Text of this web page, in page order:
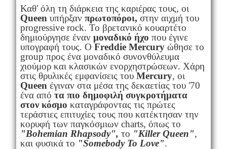
Καθ' όλη τη διάρκεια της καριέρας τους, οι
Queen υπήρξαν πρωτοπόροι, στην αιχμή του
progressive rock. Το βρετανικό κουαρτέτο
δημιούργησε έναν μοναδικό ήχο που έγινε
υπογραφή τους. Ο Freddie Mercuryώθησε το
group προς ένα μοναδικό συνονθύλευμα
χιούμορ και κλασικών ενορχηστρώσεων. Χάρη
στις θρυλικές εμφανίσεις του Mercury, οι
Queen έγιναν στα μέσα της δεκαετίας του '70
ένα από τα πιο δημοφιλή συγκροτήματα
στον κόσμο καταγράφοντας τις πρώτες
τεράστιες επιτυχίες τους που κατέκτησαν την
κορυφή των παγκόσμιων charts, όπως το
"Bohemian Rhapsody", το "Killer Queen",
και φυσικά το "Somebody To Love".